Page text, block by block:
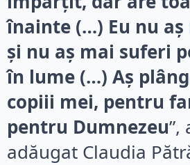
înainte (…) Eu nu
și nu aș mai suferi
în lume (…) Aș
copiii mei, pentru
pentru Dumnezeu”,
adăugat Claudia